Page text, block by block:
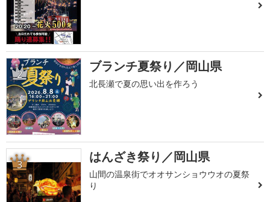
2 ブランチ夏祭り／岡山県
北長瀬で夏の思い出を作ろう
3 はんざき祭り／岡山県
山間の温泉街でオオサンショウウオの夏祭
り